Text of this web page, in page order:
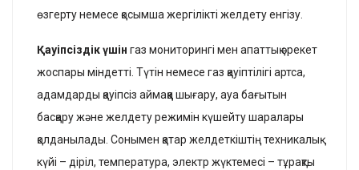
өзгерту немесе қосымша жергілікті желдету енгізу.
Қауіпсіздік үшін газ мониторингі мен апаттық әрекет
жоспары міндетті. Түтін немесе газ қауіптілігі артса,
адамдарды қауіпсіз аймаққа шығару, ауа бағытын
басқару және желдету режимін күшейту шаралары
қолданылады. Сонымен қатар желдеткіштің техникалық
күйі – діріл, температура, электр жүктемесі – тұрақты